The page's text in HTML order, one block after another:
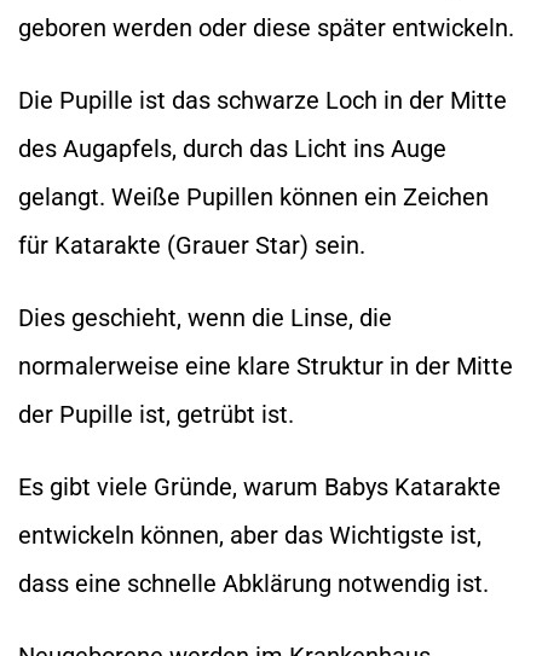
geboren werden oder diese später entwickeln.
Die Pupille ist das schwarze Loch in der Mitte
des Augapfels, durch das Licht ins Auge
gelangt. Weiße Pupillen können ein Zeichen
für Katarakte (Grauer Star) sein.
Dies geschieht, wenn die Linse, die
normalerweise eine klare Struktur in der Mitte
der Pupille ist, getrübt ist.
Es gibt viele Gründe, warum Babys Katarakte
entwickeln können, aber das Wichtigste ist,
dass eine schnelle Abklärung notwendig ist.